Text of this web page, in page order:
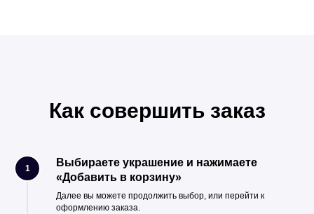
Как совершить заказ
1
Выбираете украшение и нажимаете
«Добавить в корзину»
Далее вы можете продолжить выбор, или перейти к
оформлению заказа.